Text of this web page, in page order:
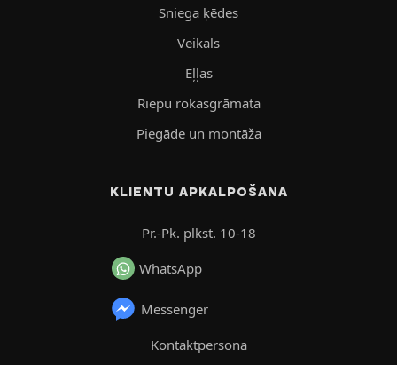
Sniega ķēdes
Veikals
Eļļas
Riepu rokasgrāmata
Piegāde un montāža
KLIENTU APKALPOŠANA
Pr.-Pk. plkst. 10-18
WhatsApp
Messenger
Kontaktpersona